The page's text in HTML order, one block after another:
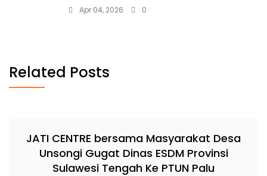
Apr 04, 2026 0
Related Posts
JATI CENTRE bersama Masyarakat Desa
Unsongi Gugat Dinas ESDM Provinsi
Sulawesi Tengah Ke PTUN Palu